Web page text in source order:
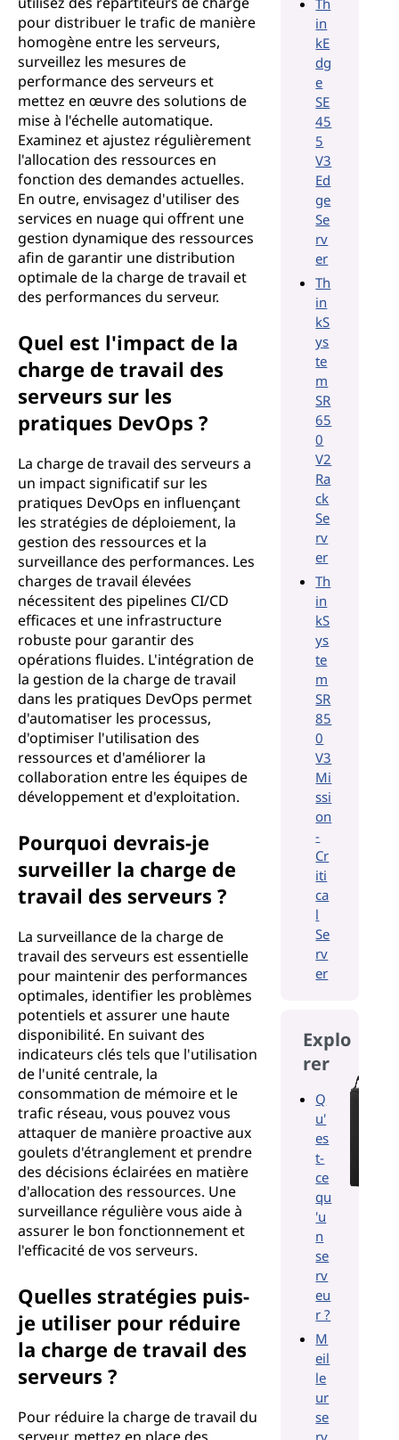
pour distribuer le trafic de manière
homogène entre les serveurs,
surveillez les mesures de
performance des serveurs et
mettez en œuvre des solutions de
mise à l'échelle automatique.
Examinez et ajustez régulièrement
l'allocation des ressources en
fonction des demandes actuelles.
En outre, envisagez d'utiliser des
services en nuage qui offrent une
gestion dynamique des ressources
afin de garantir une distribution
optimale de la charge de travail et
des performances du serveur.
Quel est l'impact de la
charge de travail des
serveurs sur les
pratiques DevOps ?
La charge de travail des serveurs a
un impact significatif sur les
pratiques DevOps en influençant
les stratégies de déploiement, la
gestion des ressources et la
surveillance des performances. Les
charges de travail élevées
nécessitent des pipelines CI/CD
efficaces et une infrastructure
robuste pour garantir des
opérations fluides. L'intégration de
la gestion de la charge de travail
dans les pratiques DevOps permet
d'automatiser les processus,
d'optimiser l'utilisation des
ressources et d'améliorer la
collaboration entre les équipes de
développement et d'exploitation.
Pourquoi devrais-je
surveiller la charge de
travail des serveurs ?
La surveillance de la charge de
travail des serveurs est essentielle
pour maintenir des performances
optimales, identifier les problèmes
potentiels et assurer une haute
disponibilité. En suivant des
indicateurs clés tels que l'utilisation
de l'unité centrale, la
consommation de mémoire et le
trafic réseau, vous pouvez vous
attaquer de manière proactive aux
goulets d'étranglement et prendre
des décisions éclairées en matière
d'allocation des ressources. Une
surveillance régulière vous aide à
assurer le bon fonctionnement et
l'efficacité de vos serveurs.
Quelles stratégies puis-
je utiliser pour réduire
la charge de travail des
serveurs ?
Pour réduire la charge de travail du
Th
in
kE
dg
e
SE
45
5
V3
Ed
ge
Se
rv
er
Th
in
kS
ys
te
m
SR
65
0
V2
Ra
ck
Se
rv
er
Th
in
kS
ys
te
m
SR
85
0
V3
Mi
ssi
on
-
Cr
iti
ca
l
Se
rv
er
Explo
rer
Q
u'
es
t-
ce
qu
'u
n
se
rv
eu
r ?
M
eil
le
ur
se